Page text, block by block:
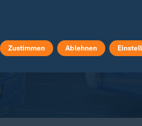
Zustimmen Ablehnen